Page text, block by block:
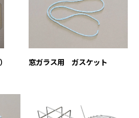
窓ガラス用 ガスケット